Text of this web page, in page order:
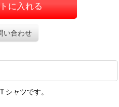
に入れる
い合わせ
シャツです。